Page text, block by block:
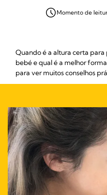
Momento de
Quando é a altura certa
bebé e qual é a melhor
para ver muitos conselhos